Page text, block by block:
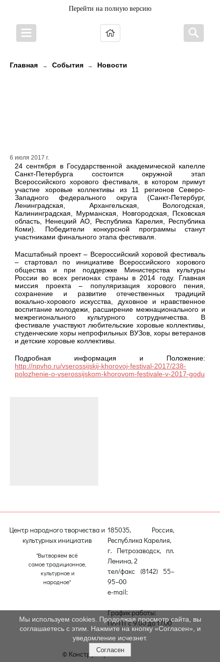
Перейти на полную версию
Главная → События → Новости
6 июля 2017 г.
24 сентября в Государственной академической капелле
Санкт-Петербурга состоится окружной этап
Всероссийского хорового фестиваля, в котором примут
участие хоровые коллективы из 11 регионов Северо-
Западного федерального округа (Санкт-Петербург,
Ленинградская, Архангельская, Вологодская,
Калининградская, Мурманская, Новгородская, Псковская
область, Ненецкий АО, Республика Карелия, Республика
Коми). Победители конкурсной программы станут
участниками финального этапа фестиваля.
Масштабный проект – Всероссийский хоровой фестиваль
– стартовал по инициативе Всероссийского хорового
общества и при поддержке Министерства культуры
России во всех регионах страны в 2014 году. Главная
миссия проекта – популяризация хорового пения,
сохранение и развитие отечественных традиций
вокально-хорового искусства, духовное и нравственное
воспитание молодежи, расширение межнационального и
межрегионального культурного сотрудничества. В
фестивале участвуют любительские хоровые коллективы,
студенческие хоры непрофильных ВУЗов, хоры ветеранов
и детские хоровые коллективы.
Подробная информация и Положение:
http://npvho.ru/vserossijskij-khorovoj-festival-2017/238-
polozhenie-o-vserossijskom-khorovom-festivale-v-2017-godu
Центр народного творчества и
культурных инициатив
"Вытворяем всё
самое традиционное,
культурное и
народное"
185035, Россия,
Республика Карелия,
г. Петрозаводск, пл.
Ленина, 2
тел/факс (8142) 55–
95–00
e-mail:
График работы:
ПН-ПТ с 9.00 до 17.00
© Конструктор сайтов
Мы используем cookies. Продолжая просмотр сайта, вы
соглашаетесь с этим. Нажмите на кнопку «Согласен», и
уведомление исчезнет.
Согласен